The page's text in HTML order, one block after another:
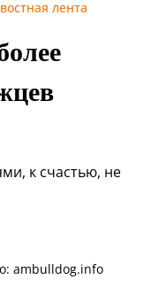
лента
к счастью, не
ambulldog.info